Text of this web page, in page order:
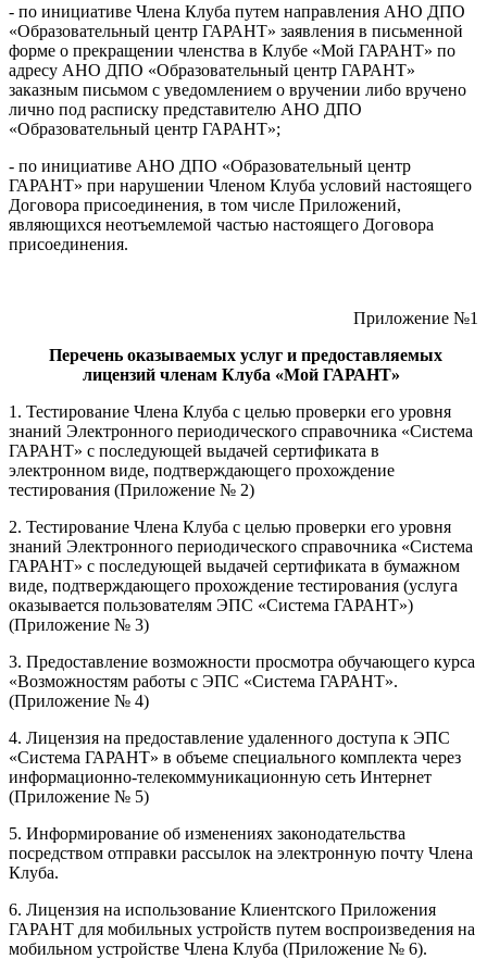
- по инициативе Члена Клуба путем направления АНО ДПО
«Образовательный центр ГАРАНТ» заявления в письменной
форме о прекращении членства в Клубе «Мой ГАРАНТ» по
адресу АНО ДПО «Образовательный центр ГАРАНТ»
заказным письмом с уведомлением о вручении либо вручено
лично под расписку представителю АНО ДПО
«Образовательный центр ГАРАНТ»;
- по инициативе АНО ДПО «Образовательный центр
ГАРАНТ» при нарушении Членом Клуба условий настоящего
Договора присоединения, в том числе Приложений,
являющихся неотъемлемой частью настоящего Договора
присоединения.
Приложение №1
Перечень оказываемых услуг и предоставляемых
лицензий членам Клуба «Мой ГАРАНТ»
1. Тестирование Члена Клуба с целью проверки его уровня
знаний Электронного периодического справочника «Система
ГАРАНТ» с последующей выдачей сертификата в
электронном виде, подтверждающего прохождение
тестирования (Приложение № 2)
2. Тестирование Члена Клуба с целью проверки его уровня
знаний Электронного периодического справочника «Система
ГАРАНТ» с последующей выдачей сертификата в бумажном
виде, подтверждающего прохождение тестирования (услуга
оказывается пользователям ЭПС «Система ГАРАНТ»)
(Приложение № 3)
3. Предоставление возможности просмотра обучающего курса
«Возможностям работы с ЭПС «Система ГАРАНТ».
(Приложение № 4)
4. Лицензия на предоставление удаленного доступа к ЭПС
«Система ГАРАНТ» в объеме специального комплекта через
информационно-телекоммуникационную сеть Интернет
(Приложение № 5)
5. Информирование об изменениях законодательства
посредством отправки рассылок на электронную почту Члена
Клуба.
6. Лицензия на использование Клиентского Приложения
ГАРАНТ для мобильных устройств путем воспроизведения на
мобильном устройстве Члена Клуба (Приложение № 6).